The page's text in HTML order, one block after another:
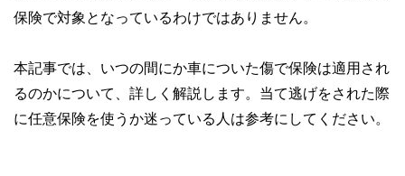
保険で対象となっているわけではありません。
本記事では、いつの間にか車についた傷で保険は適用され
るのかについて、詳しく解説します。当て逃げをされた際
に任意保険を使うか迷っている人は参考にしてください。